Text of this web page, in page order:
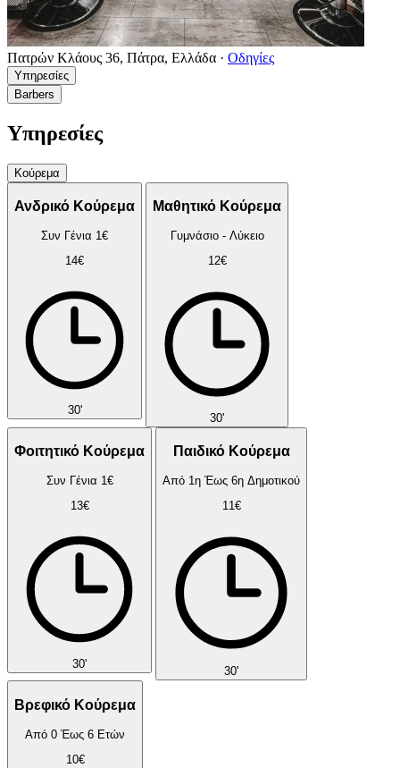
Πατρών Κλάους 36, Πάτρα, Ελλάδα · Οδηγίες
Υπηρεσίες
Barbers
Υπηρεσίες
Κούρεμα
Ανδρικό Κούρεμα
Συν Γένια 1€
14€
30'
Μαθητικό Κούρεμα
Γυμνάσιο - Λύκειο
12€
30'
Φοιτητικό Κούρεμα
Συν Γένια 1€
13€
30'
Παιδικό Κούρεμα
Από 1η Έως 6η Δημοτικού
11€
30'
Βρεφικό Κούρεμα
Από 0 Έως 6 Ετών
10€